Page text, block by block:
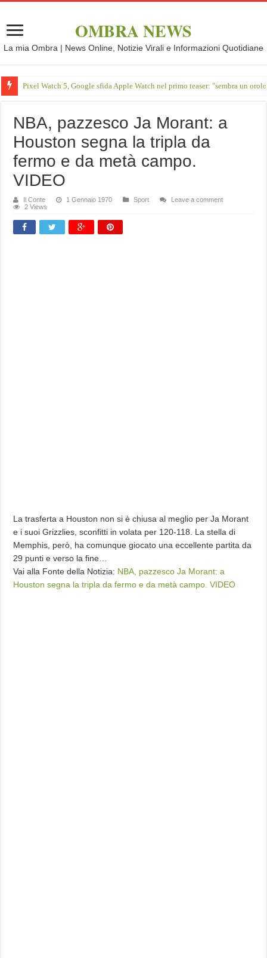
OMBRA NEWS
La mia Ombra | News Online, Notizie Virali e Informazioni Quotidiane
Pixel Watch 5, Google sfida Apple Watch nel primo teaser: "sembra un
NBA, pazzesco Ja Morant: a
Houston segna la tripla da
fermo e da metà campo.
VIDEO
Il Conte 1 Gennaio 1970 Sport
Leave a comment
2 Views
La trasferta a Houston non si è chiusa al meglio per Ja Morant
e i suoi Grizzlies, sconfitti in volata per 120-118. La stella di
Memphis, però, ha comunque giocato una eccellente partita da
29 punti e verso la fine…
Vai alla Fonte della Notizia: NBA, pazzesco Ja Morant: a
Houston segna la tripla da fermo e da metà campo. VIDEO